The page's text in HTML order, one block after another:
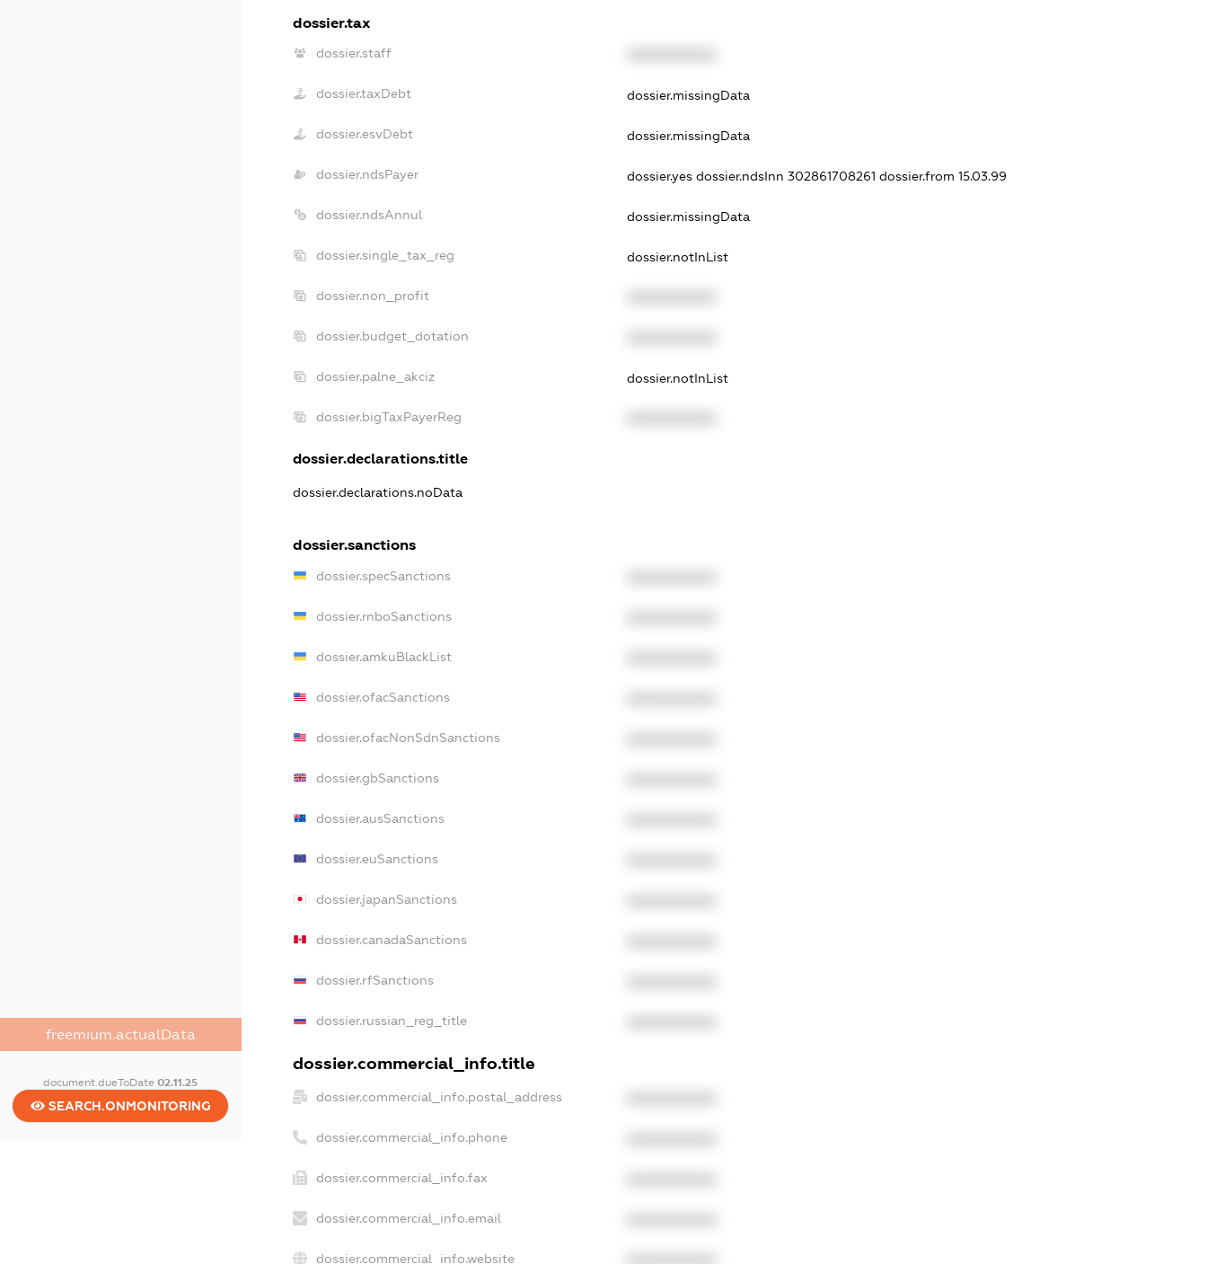
freemium.actualData
document.dueToDate02.11.25
SEARCH.ONMONITORING
dossier.tax
dossier.staff
dossier.taxDebt dossier.missingData
dossier.esvDebt dossier.missingData
dossier.ndsPayer dossier.yes dossier.ndsInn 302861708261 dossier.from 15.03.99
dossier.ndsAnnul dossier.missingData
dossier.single_tax_reg dossier.notInList
dossier.non_profit
dossier.budget_dotation
dossier.palne_akciz dossier.notInList
dossier.bigTaxPayerReg
dossier.declarations.title
dossier.declarations.noData
dossier.sanctions
dossier.specSanctions
dossier.rnboSanctions
dossier.amkuBlackList
dossier.ofacSanctions
dossier.ofacNonSdnSanctions
dossier.gbSanctions
dossier.ausSanctions
dossier.euSanctions
dossier.japanSanctions
dossier.canadaSanctions
dossier.rfSanctions
dossier.russian_reg_title
dossier.commercial_info.title
dossier.commercial_info.postal_address
dossier.commercial_info.phone
dossier.commercial_info.fax
dossier.commercial_info.email
dossier.commercial_info.website